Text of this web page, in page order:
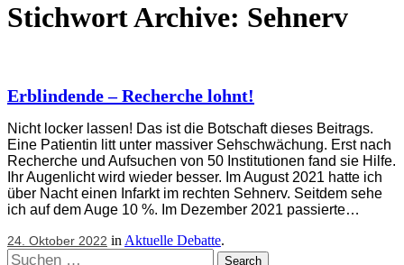
Stichwort Archive: Sehnerv
Erblindende – Recherche lohnt!
Nicht locker lassen! Das ist die Botschaft dieses Beitrags.
Eine Patientin litt unter massiver Sehschwächung. Erst nach
Recherche und Aufsuchen von 50 Institutionen fand sie Hilfe.
Ihr Augenlicht wird wieder besser. Im August 2021 hatte ich
über Nacht einen Infarkt im rechten Sehnerv. Seitdem sehe
ich auf dem Auge 10 %. Im Dezember 2021 passierte…
24. Oktober 2022 in Aktuelle Debatte.
Suchen